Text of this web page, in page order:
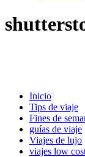
Inicio
Tips de viaje
Fines de
guías de viaje
Viajes de lujo
viajes low